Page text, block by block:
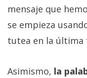
mensaje que
se empieza
tutea en la última
Asimismo, la